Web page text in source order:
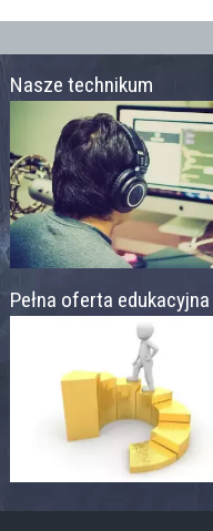
Nasze technikum
Pełna oferta edukacyjna